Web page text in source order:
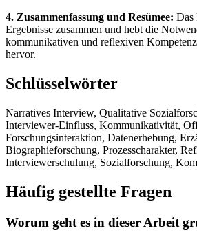
4. Zusammenfassung und Resümee: Das
Ergebnisse zusammen und hebt die
kommunikativen und reflexiven
hervor.
Schlüsselwörter
Narratives Interview, Qualitative
Interviewer-Einfluss, Kommunikativität,
Forschungsinteraktion, Datenerhebung,
Biographieforschung, Prozesscharakter,
Interviewerschulung, Sozialforschung,
Häufig gestellte Fragen
Worum geht es in dieser Arbeit